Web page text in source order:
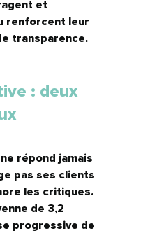
et
renforcent leur
transparence.
: deux
répond jamais
pas ses clients
les critiques.
de 3,2
progressive de